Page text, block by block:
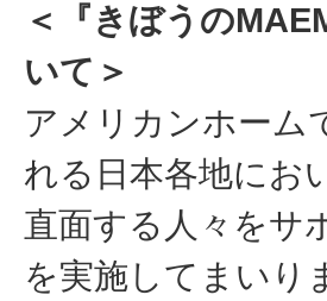
＜『きぼうの
いて＞
アメリカンホーム
れる日本各地にお
直面する人々をサ
を実施してまいり